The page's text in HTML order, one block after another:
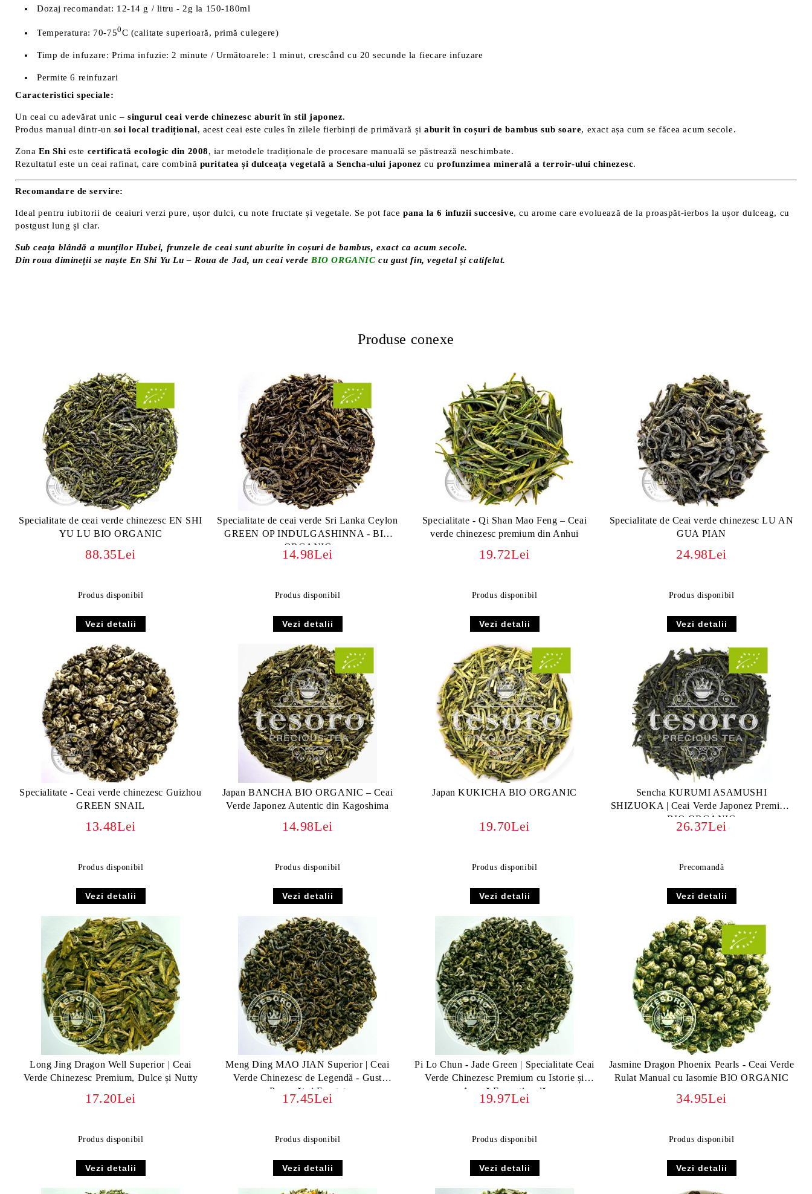
Dozaj recomandat: 12-14 g / litru - 2g la 150-180ml
Temperatura: 70-750C (calitate superioară, primă culegere)
Timp de infuzare: Prima infuzie: 2 minute / Următoarele: 1 minut, crescând cu 20 secunde la fiecare infuzare
Permite 6 reinfuzari
Caracteristici speciale:
Un ceai cu adevărat unic –singurul ceai verde chinezesc aburit în stil japonez.
Produs manual dintr-un soi local tradițional, acest ceai este cules în zilele fierbinți de primăvară șiaburit în coșuri de bambus sub soare, exact așa cum se făcea acum secole.
Zona En Shi este certificată ecologic din 2008, iar metodele tradiționale de procesare manuală se păstrează neschimbate.
Rezultatul este un ceai rafinat, care combină puritatea și dulceața vegetală a Sencha-ului japonez cuprofunzimea minerală a terroir-ului chinezesc.
Recomandare de servire:
Ideal pentru iubitorii de ceaiuri verzi pure, ușor dulci, cu note fructate și vegetale. Se pot facepana la 6 infuzii succesive, cu arome care evoluează de la proaspăt-ierbos la ușor dulceag, cu
postgust lung și clar.
Sub ceața blândă a munților Hubei, frunzele de ceai sunt aburite în coșuri de bambus, exact ca acum secole.
Din roua dimineții se naște En Shi Yu Lu – Roua de Jad, un ceai verde BIO ORGANIC cu gust fin, vegetal și catifelat.
Produse conexe
Specialitate de ceai verde chinezesc EN SHI
YU LU BIO ORGANIC
88.35Lei
Produs disponibil
Vezi detalii
Specialitate de ceai verde Sri Lanka Ceylon
GREEN OP INDULGASHINNA - BIO
ORGANIC
14.98Lei
Produs disponibil
Vezi detalii
Specialitate - Qi Shan Mao Feng – Ceai
verde chinezesc premium din Anhui
19.72Lei
Produs disponibil
Vezi detalii
Specialitate de Ceai verde chinezesc LU AN
GUA PIAN
24.98Lei
Produs disponibil
Vezi detalii
Specialitate - Ceai verde chinezesc Guizhou
GREEN SNAIL
13.48Lei
Produs disponibil
Vezi detalii
Japan BANCHA BIO ORGANIC – Ceai
Verde Japonez Autentic din Kagoshima
14.98Lei
Produs disponibil
Vezi detalii
Japan KUKICHA BIO ORGANIC
19.70Lei
Produs disponibil
Vezi detalii
Sencha KURUMI ASAMUSHI
SHIZUOKA | Ceai Verde Japonez Premium
BIO ORGANIC
26.37Lei
Precomandă
Vezi detalii
Long Jing Dragon Well Superior | Ceai
Verde Chinezesc Premium, Dulce și Nutty
17.20Lei
Produs disponibil
Vezi detalii
Meng Ding MAO JIAN Superior | Ceai
Verde Chinezesc de Legendă - Gust
Proaspăt și Fructat
17.45Lei
Produs disponibil
Vezi detalii
Pi Lo Chun - Jade Green | Specialitate Ceai
Verde Chinezesc Premium cu Istorie și
Aromă Excepțională
19.97Lei
Produs disponibil
Vezi detalii
Jasmine Dragon Phoenix Pearls - Ceai Verde
Rulat Manual cu Iasomie BIO ORGANIC
34.95Lei
Produs disponibil
Vezi detalii